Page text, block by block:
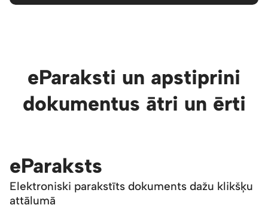
eParaksti un apstiprini
dokumentus ātri un ērti
eParaksts
Elektroniski parakstīts dokuments dažu klikšķu
attālumā